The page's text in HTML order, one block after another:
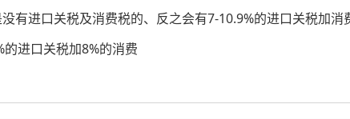
进口关税及消费税的、反之会有7-10.9%的进口关税加消
进口关税加8%的消费